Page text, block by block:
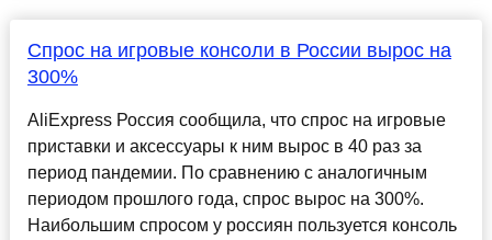
Спрос на игровые консоли в России вырос на
300%
AliExpress Россия сообщила, что спрос на игровые
приставки и аксессуары к ним вырос в 40 раз за
период пандемии. По сравнению с аналогичным
периодом прошлого года, спрос вырос на 300%.
Наибольшим спросом у россиян пользуется консоль